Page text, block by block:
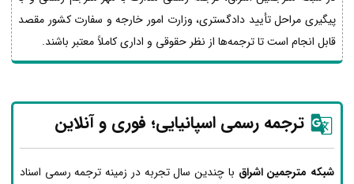
پیگیری مراحل تأیید دادگستری، وزارت امور خارجه و سفارت کشور مقصد
قابل انجام است تا ترجمه‌ها از نظر حقوقی و اداری کاملاً معتبر باشند.
ترجمه رسمی اسپانیایی؛ فوری و آنلاین
شبکه مترجمین اشراق با چندین سال تجربه در زمینه ترجمه رسمی اسناد